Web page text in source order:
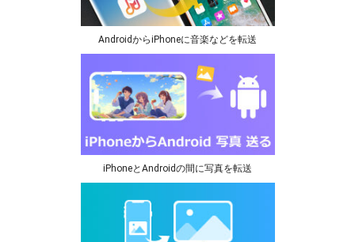
AndroidからiPhoneに音楽などを転送
iPhoneとAndroidの間に写真を転送